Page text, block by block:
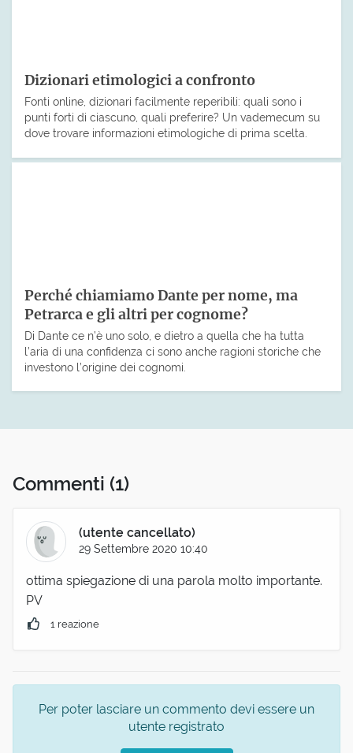
Dizionari etimologici a confronto
Fonti online, dizionari facilmente reperibili: quali sono i
punti forti di ciascuno, quali preferire? Un vademecum su
dove trovare informazioni etimologiche di prima scelta.
Perché chiamiamo Dante per nome, ma
Petrarca e gli altri per cognome?
Di Dante ce n’è uno solo, e dietro a quella che ha tutta
l’aria di una confidenza ci sono anche ragioni storiche che
investono l’origine dei cognomi.
Commenti (1)
(utente cancellato)
29 Settembre 2020 10:40
ottima spiegazione di una parola molto importante.
PV
1 reazione
Per poter lasciare un commento devi essere un
utente registrato